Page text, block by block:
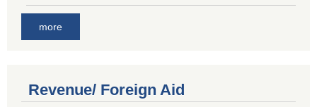
more
Revenue/ Foreign Aid